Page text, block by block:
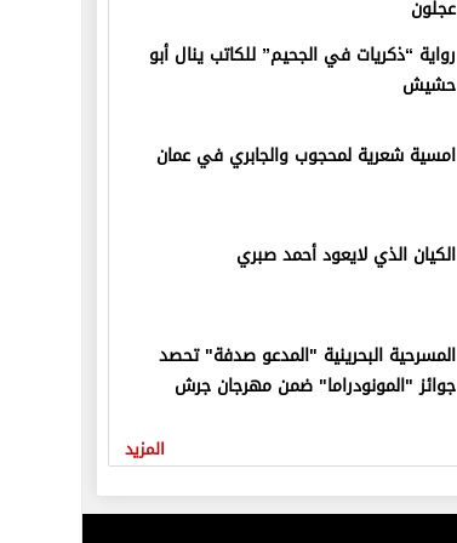
عجلون
رواية “ذكريات في الجحيم” للكاتب ينال أبو
حشيش
امسية شعرية لمحجوب والجابري في عمان
الكيان الذي لايعود أحمد صبري
المسرحية البحرينية "المدعو صدفة" تحصد
جوائز "المونودراما" ضمن مهرجان جرش
المزيد